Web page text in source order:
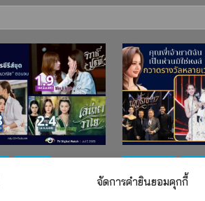
จัดการคำยินยอมคุกกี้
รางวัล
ละคร-ซีรีส์